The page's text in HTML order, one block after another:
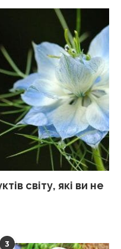
світу, які ви не
3